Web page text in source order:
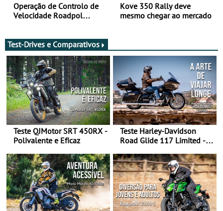
Operação de Controlo de
Velocidade Roadpol
Kove 350 Rally deve
mesmo chegar ao mercado
Test-Drives e Comparativos
Teste QJMotor SRT 450RX -
Polivalente e Eficaz
Teste Harley-Davidson
Road Glide 117 Limited - A